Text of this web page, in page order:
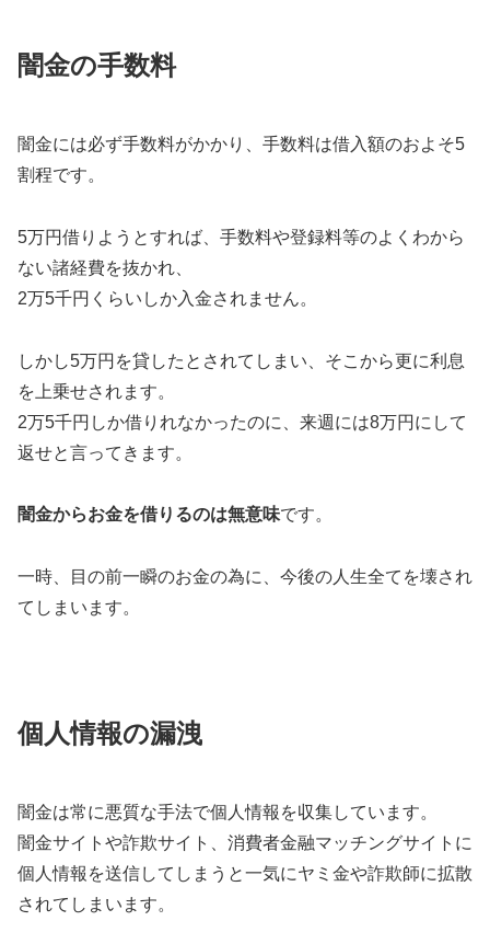
闇金の手数料
闇金には必ず手数料がかかり、手数料は借入額のおよそ5
割程です。
5万円借りようとすれば、手数料や登録料等のよくわから
ない諸経費を抜かれ、
2万5千円くらいしか入金されません。
しかし5万円を貸したとされてしまい、そこから更に利息
を上乗せされます。
2万5千円しか借りれなかったのに、来週には8万円にして
返せと言ってきます。
闇金からお金を借りるのは無意味です。
一時、目の前一瞬のお金の為に、今後の人生全てを壊され
てしまいます。
個人情報の漏洩
闇金は常に悪質な手法で個人情報を収集しています。
闇金サイトや詐欺サイト、消費者金融マッチングサイトに
個人情報を送信してしまうと一気にヤミ金や詐欺師に拡散
されてしまいます。